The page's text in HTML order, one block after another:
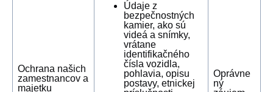
Ochrana našich
zamestnancov a
majetku
Údaje z
bezpečnostných
kamier, ako sú
videá a snímky,
vrátane
identifikačného
čísla vozidla,
pohlavia, opisu
postavy, etnickej
Oprávne
ný